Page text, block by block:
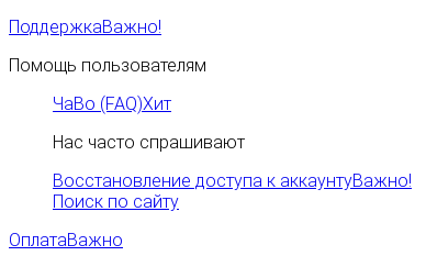
ПоддержкаВажно!
Помощь пользователям
ЧаВо (FAQ)Хит
Нас часто спрашивают
Восстановление доступа к аккаунтуВажно!
Поиск по сайту
ОплатаВажно